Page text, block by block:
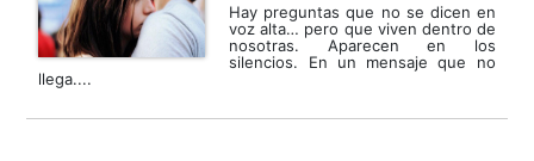
Hay preguntas que no se dicen en
voz alta… pero que viven dentro de
nosotras. Aparecen en los
silencios. En un mensaje que no
llega....